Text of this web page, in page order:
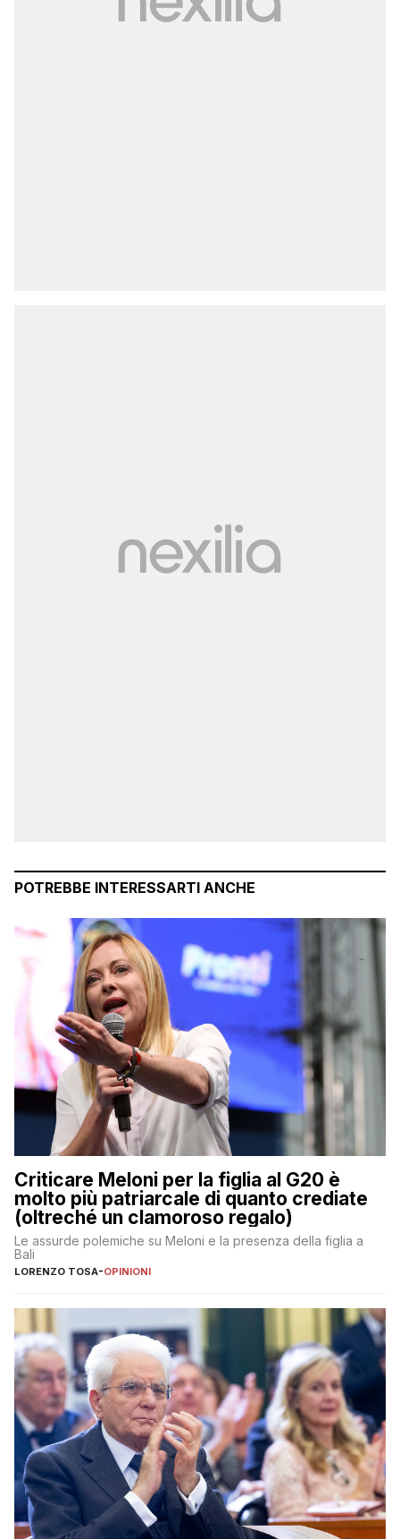
POTREBBE INTERESSARTI ANCHE
Criticare Meloni per la figlia al G20 è
molto più patriarcale di quanto crediate
(oltreché un clamoroso regalo)
Le assurde polemiche su Meloni e la presenza della figlia a
Bali
LORENZO TOSA-OPINIONI